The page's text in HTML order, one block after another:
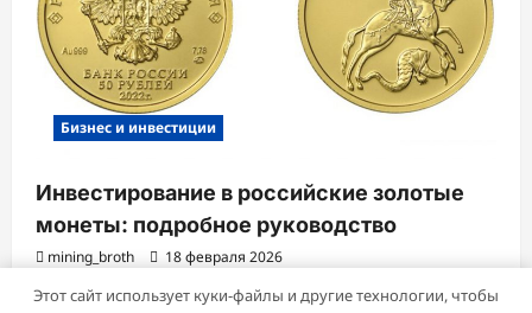
Бизнес и инвестиции
Инвестирование в российские золотые
монеты: подробное руководство
mining_broth 18 февраля 2026
Этот сайт использует куки-файлы и другие технологии, чтобы